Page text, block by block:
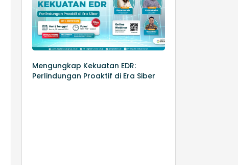
Mengungkap Kekuatan EDR:
Perlindungan Proaktif di Era Siber